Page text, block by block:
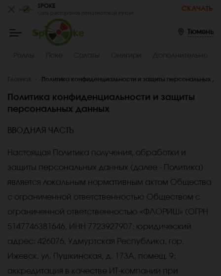
SPOKE
СКАЧАТЬ
Заказать
вкусные
Тюмень
Политика конфиденциальности и защиты персональных
Политика конфиденциальности и защиты
персональных данных
ВВОДНАЯ ЧАСТЬ
Настоящая Политика получения, обработки и
защиты персональных данных (далее - Политика)
является локальным нормативным актом Общества
с ограниченной ответственностью Обществом с
ограниченной ответственностью «ФЛОРИШ» (ОГРН
5147746381646,
ИНН 7723927907; юридический
адрес: 426076, Удмуртская Республика, гор.
Ижевск, ул. Пушкинская, д. 173А, помещ. 9;
аккредитация в качестве ИТ-компании при